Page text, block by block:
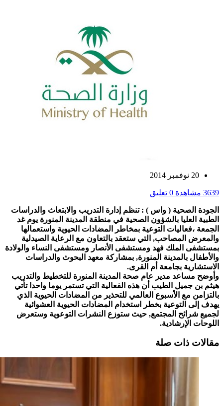
20 نوفمبر 2014
3639 مشاهدة 0 تعليق
الجودة الصحية ( واس ) : تنظم إدارة التدريب والابتعاث والدراسات
الطبية العليا بالشؤون الصحية في منطقة المدينة المنورة يوم غد
الجمعة ،فعاليات التوعية بمخاطر المضادات الحيوية واستعمالها
والمعرض المصاحب, التي ستعقد بالتعاون مع الرعاية الصيدلية
بمستشفى الملك فهد ومستشفى الأنصار ومستشفى النساء والولادة
والأطفال بالمدينة المنورة, بمشاركة معهد البحوث والدراسات
الاستشارية بجامعة أم القرى.
وأوضح مساعد مدير عام صحة المدينة المنورة للتخطيط والتدريب
هيثم بن جميل الطيب أن هذه الفعالية التي تستمر يوما واحدا تأتي
بالتزامن مع الأسبوع العالمي للتحذير من المضادات الحيوية الذي
يهدف إلى التوعية بخطر استخدام المضادات الحيوية العشوائية
لجميع شرائح المجتمع, حيث ستوزع النشرات التوعوية وستعرض
اللوحات الإرشادية.
مقالات ذات صلة